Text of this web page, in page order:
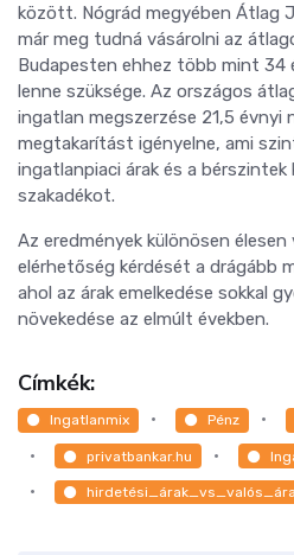
között. Nógrád megyében Átlag
már meg tudná vásárolni az
Budapesten ehhez több mint
lenne szüksége. Az országos
ingatlan megszerzése 21,5 évnyi
megtakarítást igényelne, ami
ingatlanpiaci árak és a
szakadékot.
Az eredmények különösen
elérhetőség kérdését a drágább
ahol az árak emelkedése sokkal
növekedése az elmúlt években.
Címkék:
Ingatlanmix Pénz
privatbankar.hu